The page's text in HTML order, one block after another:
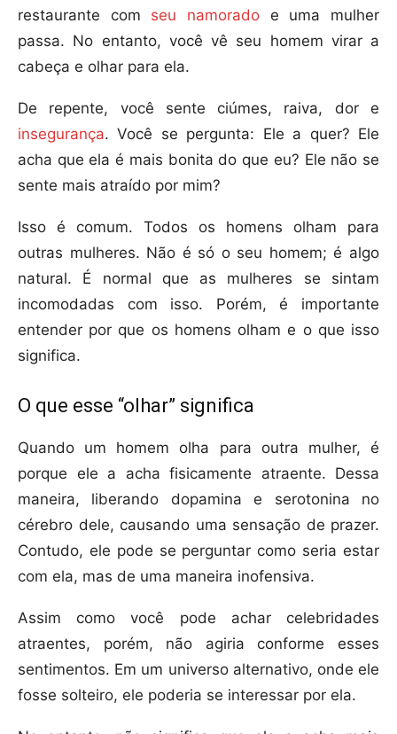
restaurante com seu namorado e uma mulher
passa. No entanto, você vê seu homem virar a
cabeça e olhar para ela.
De repente, você sente ciúmes, raiva, dor e
insegurança. Você se pergunta: Ele a quer? Ele
acha que ela é mais bonita do que eu? Ele não se
sente mais atraído por mim?
Isso é comum. Todos os homens olham para
outras mulheres. Não é só o seu homem; é algo
natural. É normal que as mulheres se sintam
incomodadas com isso. Porém, é importante
entender por que os homens olham e o que isso
significa.
O que esse “olhar” significa
Quando um homem olha para outra mulher, é
porque ele a acha fisicamente atraente. Dessa
maneira, liberando dopamina e serotonina no
cérebro dele, causando uma sensação de prazer.
Contudo, ele pode se perguntar como seria estar
com ela, mas de uma maneira inofensiva.
Assim como você pode achar celebridades
atraentes, porém, não agiria conforme esses
sentimentos. Em um universo alternativo, onde ele
fosse solteiro, ele poderia se interessar por ela.